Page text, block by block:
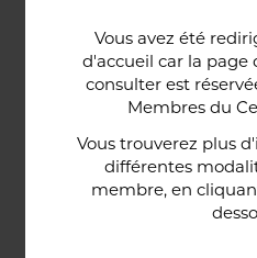
Vous avez été
d'accueil car la page
consulter est
Membres du
Vous trouverez plus
différentes
membre, en
historique de la maison,
cette trace du passé
être en ces lieux et de
contribuent à la
restaurant
relooké en janvier 2020.